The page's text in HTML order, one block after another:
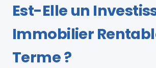
Est-Elle un
Immobilier
Terme ?